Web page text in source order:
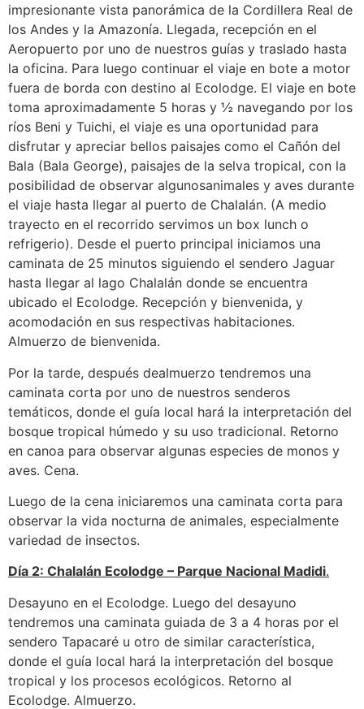
impresionante vista panorámica de la Cordillera Real de
los Andes y la Amazonía. Llegada, recepción en el
Aeropuerto por uno de nuestros guías y traslado hasta
la oficina. Para luego continuar el viaje en bote a motor
fuera de borda con destino al Ecolodge. El viaje en bote
toma aproximadamente 5 horas y ½ navegando por los
ríos Beni y Tuichi, el viaje es una oportunidad para
disfrutar y apreciar bellos paisajes como el Cañón del
Bala (Bala George), paisajes de la selva tropical, con la
posibilidad de observar algunosanimales y aves durante
el viaje hasta llegar al puerto de Chalalán. (A medio
trayecto en el recorrido servimos un box lunch o
refrigerio). Desde el puerto principal iniciamos una
caminata de 25 minutos siguiendo el sendero Jaguar
hasta llegar al lago Chalalán donde se encuentra
ubicado el Ecolodge. Recepción y bienvenida, y
acomodación en sus respectivas habitaciones.
Almuerzo de bienvenida.
Por la tarde, después dealmuerzo tendremos una
caminata corta por uno de nuestros senderos
temáticos, donde el guía local hará la interpretación del
bosque tropical húmedo y su uso tradicional. Retorno
en canoa para observar algunas especies de monos y
aves. Cena.
Luego de la cena iniciaremos una caminata corta para
observar la vida nocturna de animales, especialmente
variedad de insectos.
Día 2: Chalalán Ecolodge – Parque Nacional Madidi.
Desayuno en el Ecolodge. Luego del desayuno
tendremos una caminata guiada de 3 a 4 horas por el
sendero Tapacaré u otro de similar característica,
donde el guía local hará la interpretación del bosque
tropical y los procesos ecológicos. Retorno al
Ecolodge. Almuerzo.